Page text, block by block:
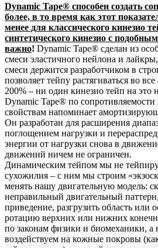
Dynamic Tape® способен создать
более, в то время как этот
менее для классического кинезио
синтетического кинезио с
важно! Dynamic Tape® сделан из
смеси эластичного нейлона и
смеси держится разработчиком в
позволяет тейпу растягиваться во
200% – ни один кинезио тейп на это
Dynamic Tape® по
свойствам напоминает
Он разработан для расширения
поглощением нагрузки и
энергии от нагрузки снова в
движений ничем не ограничен.
Динамическим тейпом мы не
сухожилия – с ним мы строим
менять нашу двигательную модель:
неправильный двигательный
приведение, разгрузить область или
ротацию верхних или нижних
по законам физики и биомеханики,
воздействуем на кожные покровы